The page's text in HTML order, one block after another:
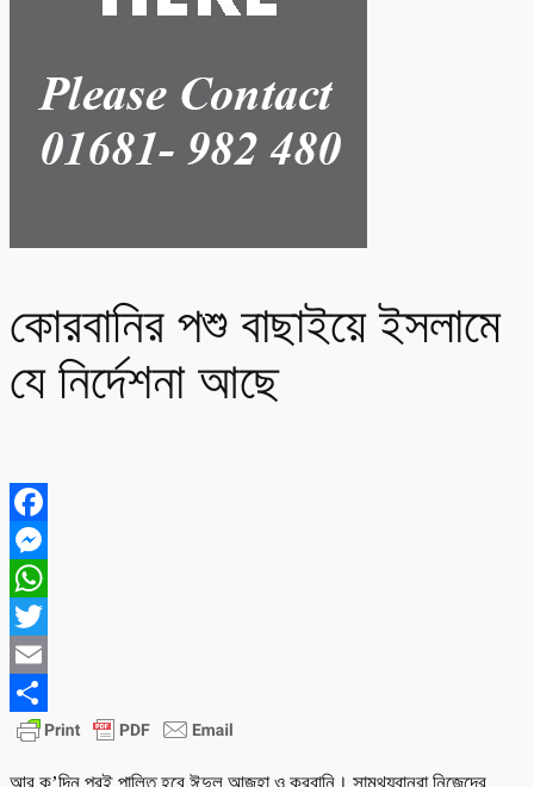
কোরবানির পশু বাছাইয়ে ইসলামে
যে নির্দেশনা আছে
Facebook
Messenger
WhatsApp
Twitter
Email
Share
আর ক’দিন পরই পালিত হবে ঈদুল আজহা ও কুরবানি। সামথ্যবানরা নিজেদের